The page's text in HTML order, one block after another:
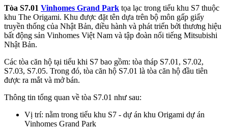
Tòa S7.01 Vinhomes Grand Park tọa lạc trong tiểu khu S7 thuộc
khu The Origami. Khu được đặt tên dựa trên bộ môn gấp giấy
truyền thống của Nhật Bản, điều hành và phát triển bởi thương hiệu
bất động sản Vinhomes Việt Nam và tập đoàn nổi tiếng Mitsubishi
Nhật Bản.
Các tòa căn hộ tại tiểu khi S7 bao gồm: tòa tháp S7.01, S7.02,
S7.03, S7.05. Trong đó, tòa căn hộ S7.01 là tòa căn hộ đầu tiên
được ra mắt và mở bán.
Thông tin tổng quan về tòa S7.01 như sau:
Vị trí: nằm trong tiểu khu S7 - dự án khu Origami dự án
Vinhomes Grand Park